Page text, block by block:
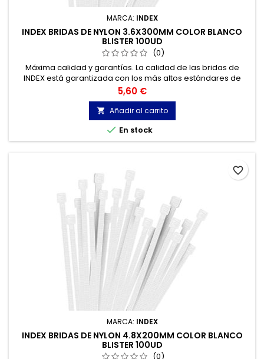
MARCA: INDEX
INDEX BRIDAS DE NYLON 3.6X300MM COLOR BLANCO
BLISTER 100UD
(0)
Máxima calidad y garantías. La calidad de las bridas de
INDEX está garantizada con los más altos estándares de
calidad, gracias a la certificación de acuerdo con la norma
UNE-EN 62275, que permite el marcado CE y con
homologación UL.
Precio
5,60 €
 Añadir al carrito
 En stock
MARCA: INDEX
INDEX BRIDAS DE NYLON 4.8X200MM COLOR BLANCO
BLISTER 100UD
(0)
favorite_border